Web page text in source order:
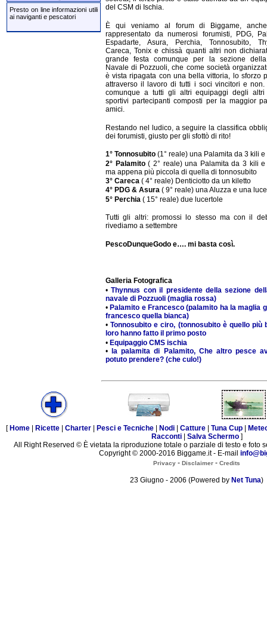
Presto on line informazioni utili
ai naviganti e pescatori
del CSM di Ischia.
È qui veniamo al forum di Biggame,
rappresentato da numerosi forumisti, PDG,
Espadarte, Asura, Perchia, Tonnosubito,
Careca, Tonix e chissà quanti altri non
grande festa comunque per la sezione
Navale di Pozzuoli, che come società
è vista ripagata con una bella vittoria, lo sforzo
attraverso il lavoro di tutti i soci vincitori e non.
comunque a tutti gli altri equipaggi degli altri
sportivi partecipanti composti per la maggior
amici.
Restando nel ludico, a seguire la classifica
dei forumisti, giusto per gli sfottò di rito!
1° Tonnosubito (1° reale) una Palamita da 3 kili e
2° Palamito( 2° reale) una Palamita da 3 kili e
ma appena più piccola di quella di tonnosubito
3° Careca ( 4° reale) Denticiotto da un kiletto
4° PDG & Asura ( 9° reale) una Aluzza e una
5° Perchia ( 15° reale) due lucertole
Tutti gli altri: promossi lo stesso ma con il
rivediamo a settembre
PescoDunqueGodo e…. mi basta così.
Galleria Fotografica
•Thynnus con il presidente della sezione
navale di Pozzuoli (maglia rossa)
•Palamito e Francesco (palamito ha la maglia
francesco quella bianca)
•Tonnosubito e ciro, (tonnosubito è quello più
loro hanno fatto il primo posto
• Equipaggio CMS ischia
•la palamita di Palamito, Che altro pesce
potuto prendere? (che culo!)
[ Home Ricette Charter Pesci e Tecniche Nodi Catture Tuna Cup
Racconti| Salva Schermo]
All Right Reserved © È vietata la riproduzione totale o parziale di testo e foto
Copyright © 2000-2016 Biggame.it - E-mail
Privacy - Disclaimer - Credits
23 Giugno - 2006 (Powered by Net Tuna)